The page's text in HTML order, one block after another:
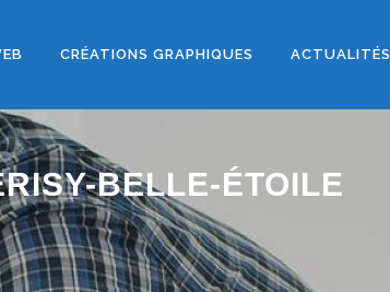
CRÉATIONS GRAPHIQUES ACTUALITÉS
BELLE-ÉTOILE